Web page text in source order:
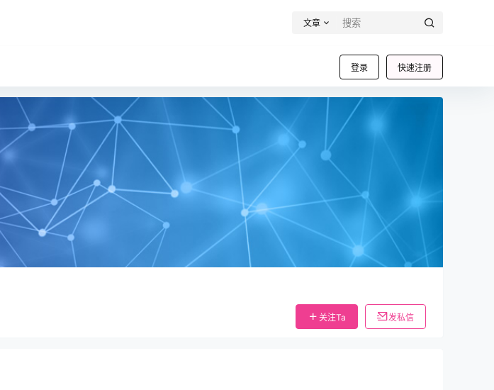
文章
登录 快速注册
关注Ta 发私信